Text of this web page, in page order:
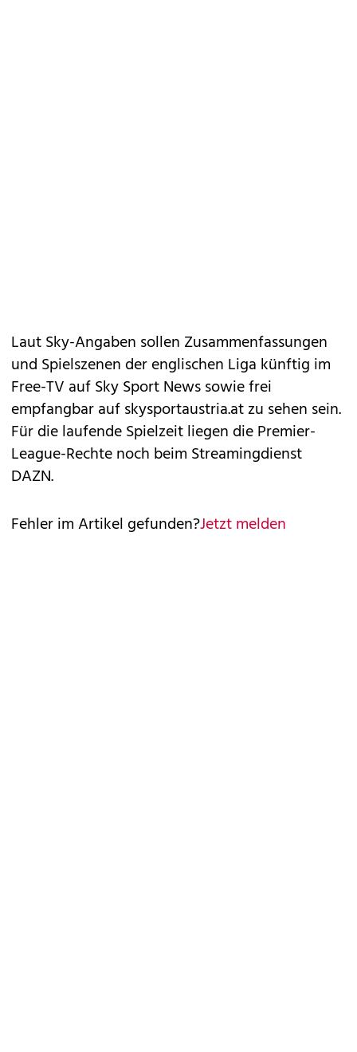
Laut Sky-Angaben sollen Zusammenfassungen
und Spielszenen der englischen Liga künftig im
Free-TV auf Sky Sport News sowie frei
empfangbar auf skysportaustria.at zu sehen sein.
Für die laufende Spielzeit liegen die Premier-
League-Rechte noch beim Streamingdienst
DAZN.
Fehler im Artikel gefunden?Jetzt melden